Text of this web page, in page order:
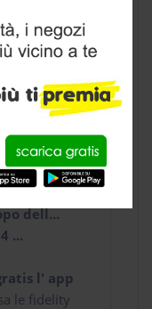
e :
dell...
...
l' app
le fidelity